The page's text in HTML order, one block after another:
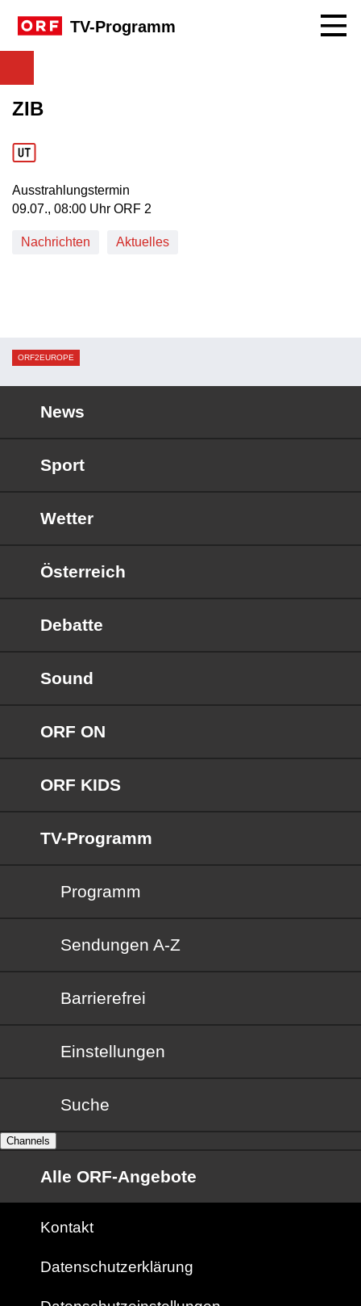
TV-Programm
ZIB
Ausstrahlungstermin
09. Juli, 08:00 Uhr in ORF 2
09.07., 08:00 Uhr ORF 2
Nachrichten Aktuelles
ORF2EUROPE
News
Sport
Wetter
Österreich
Debatte
Sound
ORF ON
ORF KIDS
TV-Programm
Programm
Sendungen von A bis Z
Sendungen A-Z
Barrierefrei
Barrierefrei
Einstellungen
Suche
Channels
Alle ORF-Angebote
Kontakt
Datenschutzerklärung